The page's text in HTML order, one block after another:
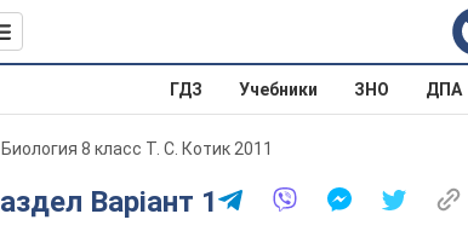
ГДЗ Учебники ЗНО ДПА
Биология 8 класс Т. С. Котик 2011
Раздел Варіант 1